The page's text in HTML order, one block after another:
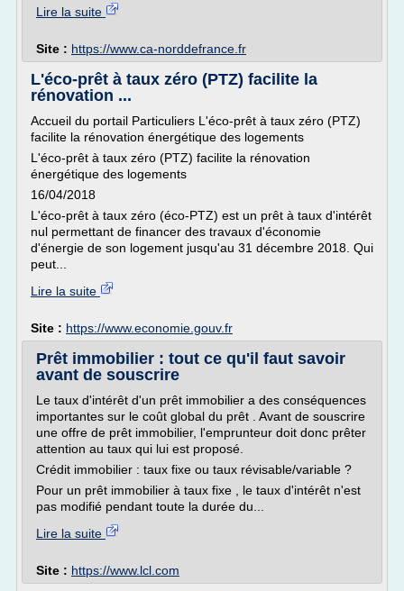
Lire la suite
Site : https://www.ca-norddefrance.fr
L'éco-prêt à taux zéro (PTZ) facilite la
rénovation ...
Accueil du portail Particuliers L'éco-prêt à taux zéro (PTZ)
facilite la rénovation énergétique des logements
L'éco-prêt à taux zéro (PTZ) facilite la rénovation
énergétique des logements
16/04/2018
L'éco-prêt à taux zéro (éco-PTZ) est un prêt à taux d'intérêt
nul permettant de financer des travaux d'économie
d'énergie de son logement jusqu'au 31 décembre 2018. Qui
peut...
Lire la suite
Site : https://www.economie.gouv.fr
Prêt immobilier : tout ce qu'il faut savoir
avant de souscrire
Le taux d'intérêt d'un prêt immobilier a des conséquences
importantes sur le coût global du prêt . Avant de souscrire
une offre de prêt immobilier, l'emprunteur doit donc prêter
attention au taux qui lui est proposé.
Crédit immobilier : taux fixe ou taux révisable/variable ?
Pour un prêt immobilier à taux fixe , le taux d'intérêt n'est
pas modifié pendant toute la durée du...
Lire la suite
Site : https://www.lcl.com